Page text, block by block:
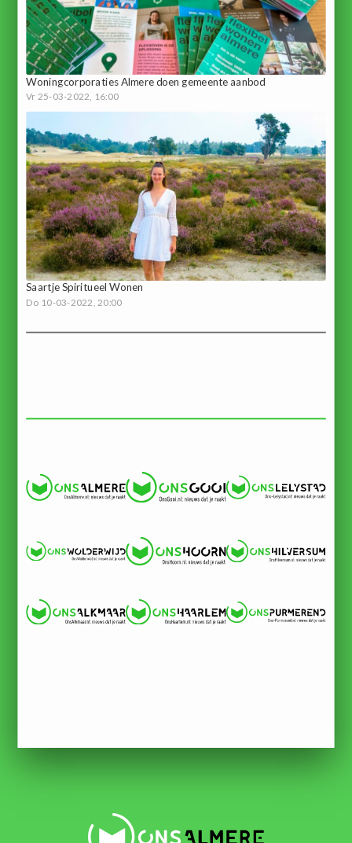
Woningcorporaties Almere doen gemeente aanbod
Vr 25-03-2022, 16:00
Saartje Spiritueel Wonen
Do 10-03-2022, 20:00